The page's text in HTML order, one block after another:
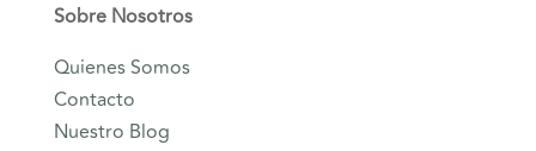
Sobre Nosotros
Quienes Somos
Contacto
Nuestro Blog